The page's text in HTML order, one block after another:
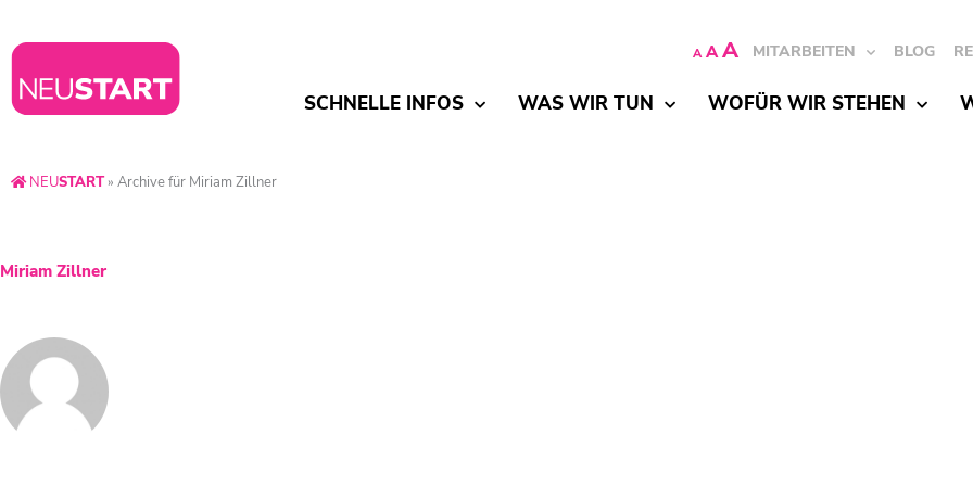
A A A MITARBEITEN BLOG
SCHNELLE INFOS WAS WIR TUN WOFÜR WIR STEHEN
NEUSTART» Archive für Miriam Zillner
Miriam Zillner